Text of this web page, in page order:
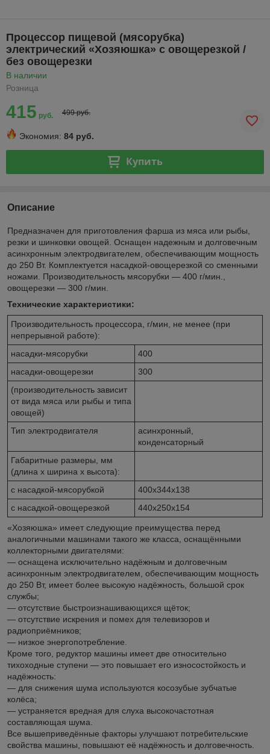
Процессор пищевой (мясорубка)
электрический «Хозяюшка» с овощерезкой /
без овощерезки
В наличии
Розница
415 руб. 499 руб.
Экономия: 84 руб.
Купить
Описание
Предназначен для приготовления фарша из мяса или рыбы,
резки и шинковки овощей. Оснащен надежным и долговечным
асинхронным электродвигателем, обеспечивающим мощность
до 250 Вт. Комплектуется насадкой-овощерезкой со сменными
ножами. Производительность мясорубки — 400 г/мин.,
овощерезки — 300 г/мин.
Технические характеристики:
Производительность процессора, г/мин, не менее (при
непрерывной работе):
насадки-мясорубки
400
насадки-овощерезки
300
(производительность зависит
от вида мяса или рыбы и типа
овощей)
Тип электродвигателя
асинхронный,
конденсаторный
Габаритные размеры, мм
(длина х ширина х высота):
с насадкой-мясорубкой
400х344х138
с насадкой-овощерезкой
440х250х154
«Хозяюшка» имеет следующие преимущества перед
аналогичными машинами такого же класса, оснащёнными
коллекторными двигателями:
— оснащена исключительно надёжным и долговечным
асинхронным электродвигателем, обеспечивающим мощность
до 250 Вт, имеет более высокую надёжность, большой срок
службы;
— отсутствие быстроизнашивающихся щёток;
— отсутствие искрения и помех для телевизоров и
радиоприёмников;
— низкое энергопотребление.
Кроме того, редуктор машины имеет две относительно
тихоходные ступени — это повышает его износостойкость и
надёжность:
— для снижения шума используются косозубые зубчатые
колёса;
— устраняется вредная для слуха высокочастотная
составляющая шума.
Все вышеприведённые факторы улучшают потребительские
свойства машины, повышают её надёжность и долговечность.